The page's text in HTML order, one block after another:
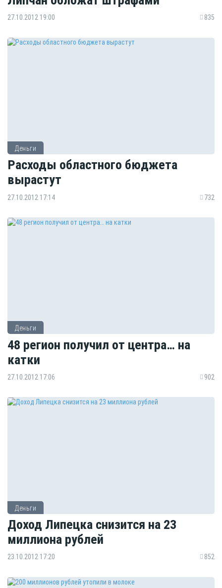
27.10.2012 19:00 835
Деньги
Расходы областного бюджета
вырастут
27.10.2012 17:14 732
Деньги
48 регион получил от центра… на
катки
27.10.2012 17:06 902
Деньги
Доход Липецка снизится на 23
миллиона рублей
23.10.2012 17:20 852